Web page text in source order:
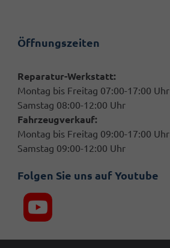
Öffnungszeiten
Reparatur-Werkstatt:
Montag bis Freitag 07:00-17:00 Uhr
Samstag 08:00-12:00 Uhr
Fahrzeugverkauf:
Montag bis Freitag 09:00-17:00 Uhr
Samstag 09:00-12:00 Uhr
Folgen Sie uns auf Youtube